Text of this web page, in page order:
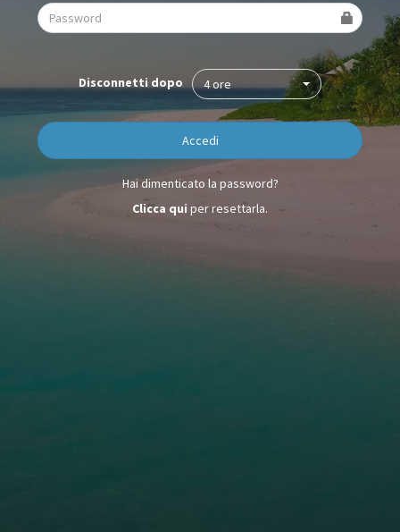
Disconnetti dopo 4 ore
Accedi
Hai dimenticato la password?
Clicca qui per resettarla.